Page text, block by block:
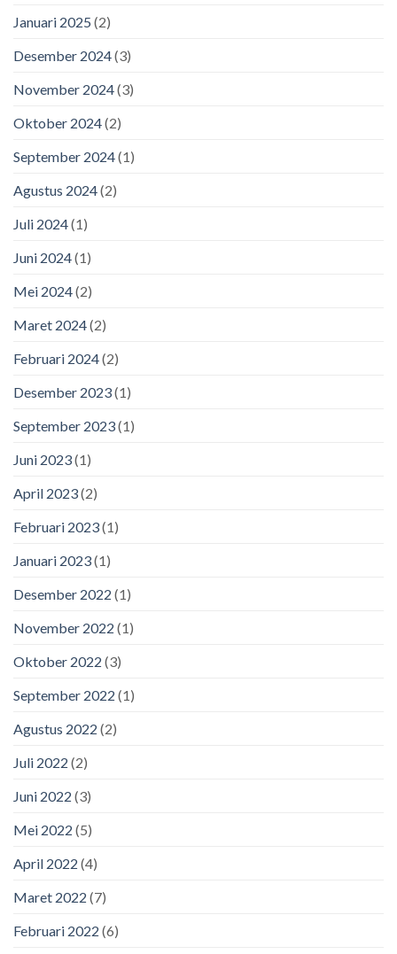
Januari 2025 (2)
Desember 2024(3)
November 2024(3)
Oktober 2024(2)
September 2024(1)
Agustus 2024(2)
Juli 2024(1)
Juni 2024(1)
Mei 2024(2)
Maret 2024(2)
Februari 2024(2)
Desember 2023(1)
September 2023(1)
Juni 2023(1)
April 2023(2)
Februari 2023(1)
Januari 2023(1)
Desember 2022 (1)
November 2022 (1)
Oktober 2022 (3)
September 2022 (1)
Agustus 2022 (2)
Juli 2022 (2)
Juni 2022 (3)
Mei 2022 (5)
April 2022 (4)
Maret 2022 (7)
Februari 2022 (6)